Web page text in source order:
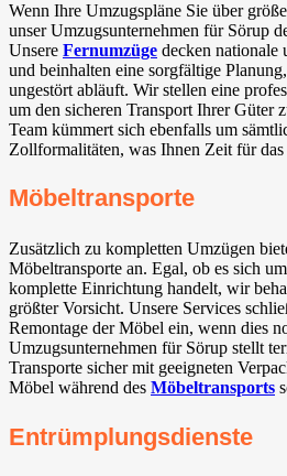
Wenn Ihre Umzugspläne Sie über
unser Umzugsunternehmen für Sörup
Unsere Fernumzüge decken nationale
und beinhalten eine sorgfältige
ungestört abläuft. Wir stellen eine
um den sicheren Transport Ihrer Güter
Team kümmert sich ebenfalls um
Zollformalitäten, was Ihnen Zeit für das
Möbeltransporte
Zusätzlich zu kompletten Umzügen
Möbeltransporte an. Egal, ob es sich
komplette Einrichtung handelt, wir
größter Vorsicht. Unsere Services
Remontage der Möbel ein, wenn dies
Umzugsunternehmen für Sörup stellt
Transporte sicher mit geeigneten
Möbel während des Möbeltransports
Entrümplungsdienste